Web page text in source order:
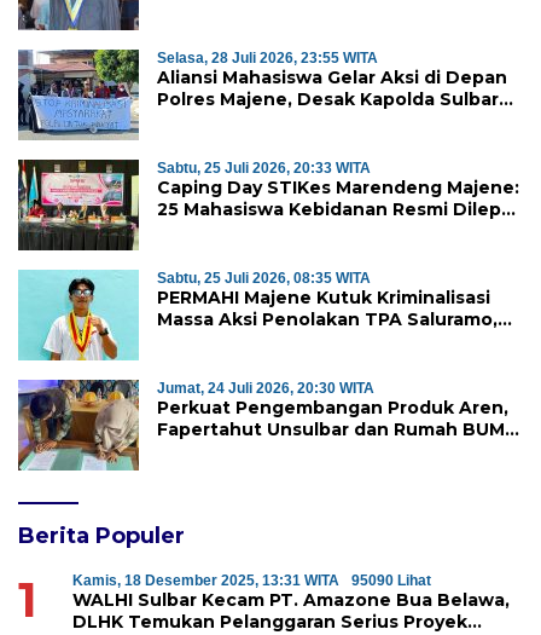
Selasa, 28 Juli 2026, 23:55 WITA
Aliansi Mahasiswa Gelar Aksi di Depan
Polres Majene, Desak Kapolda Sulbar
Sabtu, 25 Juli 2026, 20:33 WITA
Caping Day STIKes Marendeng Majene:
25 Mahasiswa Kebidanan Resmi Dilepas
Sabtu, 25 Juli 2026, 08:35 WITA
PERMAHI Majene Kutuk Kriminalisasi
Massa Aksi Penolakan TPA Saluramo,
Jumat, 24 Juli 2026, 20:30 WITA
Perkuat Pengembangan Produk Aren,
Fapertahut Unsulbar dan Rumah BUMN
Berita Populer
1 Kamis, 18 Desember 2025, 13:31 WITA 95090 Lihat
WALHI Sulbar Kecam PT. Amazone Bua Belawa,
DLHK Temukan Pelanggaran Serius Proyek